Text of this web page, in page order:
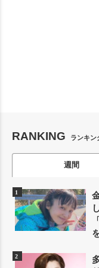
RANKING ランキン
週間